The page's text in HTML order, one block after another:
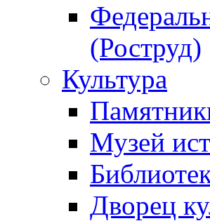
(Роструд)
Культура
Музей
Дворец